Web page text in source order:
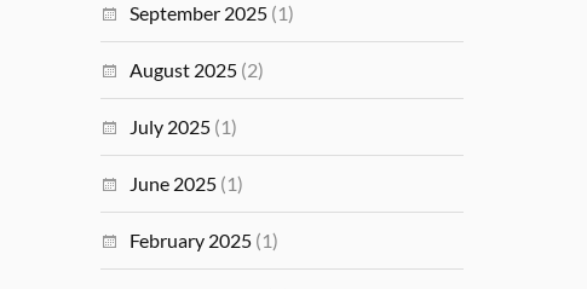
September 2025 (1)
August 2025 (2)
July 2025 (1)
June 2025 (1)
February 2025 (1)